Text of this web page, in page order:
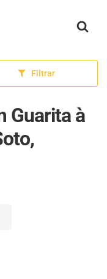
Filtrar
Guarita à